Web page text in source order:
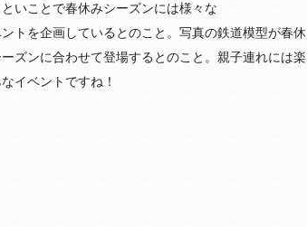
いことで春休みシーズンには様々な
ントを企画しているとのこと。写真の鉄道模型が春休
ズンに合わせて登場するとのこと。親子連れには楽
なイベントですね！